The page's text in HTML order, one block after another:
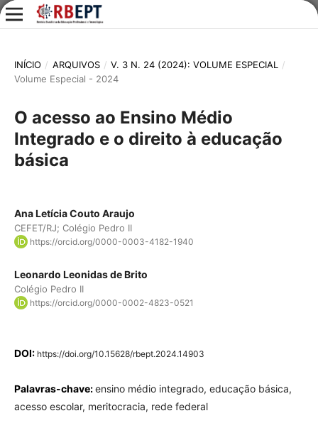
INÍCIO / ARQUIVOS / V. 3 N. 24 (2024): VOLUME ESPECIAL
/
Volume Especial - 2024
O acesso ao Ensino Médio
Integrado e o direito à educação
básica
Ana Letícia Couto Araujo
CEFET/RJ; Colégio Pedro II
https://orcid.org/0000-0003-4182-1940
Leonardo Leonidas de Brito
Colégio Pedro II
https://orcid.org/0000-0002-4823-0521
DOI: https://doi.org/10.15628/rbept.2024.14903
Palavras-chave:ensino médio integrado, educação básica,
acesso escolar, meritocracia, rede federal